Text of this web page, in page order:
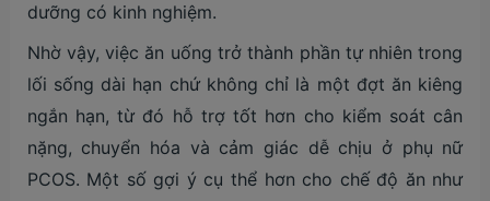
dưỡng có kinh nghiệm.
Nhờ vậy, việc ăn uống trở thành phần tự nhiên trong
lối sống dài hạn chứ không chỉ là một đợt ăn kiêng
ngắn hạn, từ đó hỗ trợ tốt hơn cho kiểm soát cân
nặng, chuyển hóa và cảm giác dễ chịu ở phụ nữ
PCOS. Một số gợi ý cụ thể hơn cho chế độ ăn như